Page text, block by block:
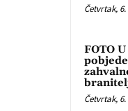
Četvrtak,
FOTO
Četvrtak,